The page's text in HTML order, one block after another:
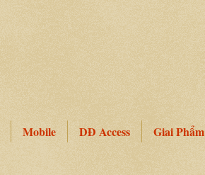
Mobile DĐ Access Giai Phẩm